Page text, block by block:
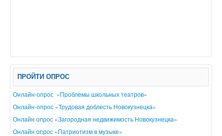
ПРОЙТИ ОПРОС
Онлайн-опрос «Проблемы школьных театров»
Онлайн-опрос «Трудовая доблесть Новокузнецка»
Онлайн опрос «Загородная недвижимость Новокузнецка»
Онлайн опрос «Патриотизм в музыке»